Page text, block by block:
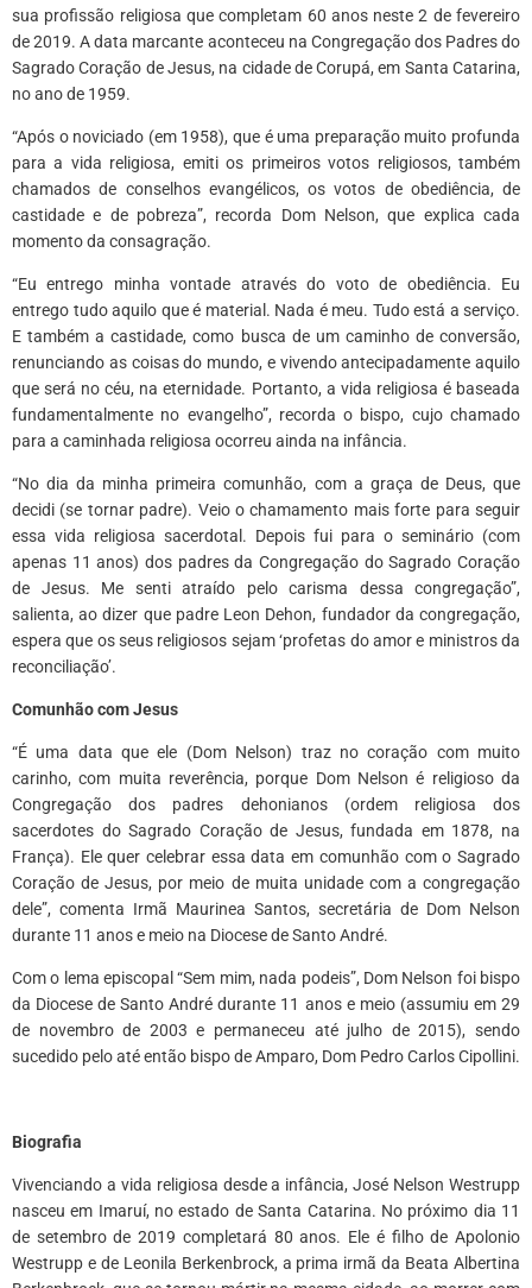
sua profissão religiosa que completam 60 anos neste 2 de fevereiro
de 2019. A data marcante aconteceu na Congregação dos Padres do
Sagrado Coração de Jesus, na cidade de Corupá, em Santa Catarina,
no ano de 1959.
“Após o noviciado (em 1958), que é uma preparação muito profunda
para a vida religiosa, emiti os primeiros votos religiosos, também
chamados de conselhos evangélicos, os votos de obediência, de
castidade e de pobreza”, recorda Dom Nelson, que explica cada
momento da consagração.
“Eu entrego minha vontade através do voto de obediência. Eu
entrego tudo aquilo que é material. Nada é meu. Tudo está a serviço.
E também a castidade, como busca de um caminho de conversão,
renunciando as coisas do mundo, e vivendo antecipadamente aquilo
que será no céu, na eternidade. Portanto, a vida religiosa é baseada
fundamentalmente no evangelho”, recorda o bispo, cujo chamado
para a caminhada religiosa ocorreu ainda na infância.
“No dia da minha primeira comunhão, com a graça de Deus, que
decidi (se tornar padre). Veio o chamamento mais forte para seguir
essa vida religiosa sacerdotal. Depois fui para o seminário (com
apenas 11 anos) dos padres da Congregação do Sagrado Coração
de Jesus. Me senti atraído pelo carisma dessa congregação”,
salienta, ao dizer que padre Leon Dehon, fundador da congregação,
espera que os seus religiosos sejam ‘profetas do amor e ministros da
reconciliação’.
Comunhão com Jesus
“É uma data que ele (Dom Nelson) traz no coração com muito
carinho, com muita reverência, porque Dom Nelson é religioso da
Congregação dos padres dehonianos (ordem religiosa dos
sacerdotes do Sagrado Coração de Jesus, fundada em 1878, na
França). Ele quer celebrar essa data em comunhão com o Sagrado
Coração de Jesus, por meio de muita unidade com a congregação
dele”, comenta Irmã Maurinea Santos, secretária de Dom Nelson
durante 11 anos e meio na Diocese de Santo André.
Com o lema episcopal “Sem mim, nada podeis”, Dom Nelson foi bispo
da Diocese de Santo André durante 11 anos e meio (assumiu em 29
de novembro de 2003 e permaneceu até julho de 2015), sendo
sucedido pelo até então bispo de Amparo, Dom Pedro Carlos Cipollini.
Biografia
Vivenciando a vida religiosa desde a infância, José Nelson Westrupp
nasceu em Imaruí, no estado de Santa Catarina. No próximo dia 11
de setembro de 2019 completará 80 anos. Ele é filho de Apolonio
Westrupp e de Leonila Berkenbrock, a prima irmã da Beata Albertina